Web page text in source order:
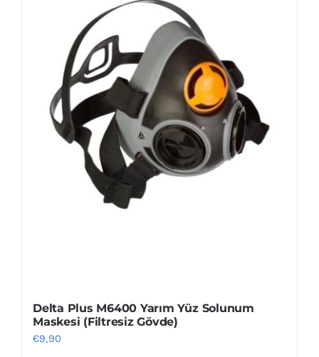
Seçenekler
ürün
sayfasından
seçilebilir
Delta Plus M6400 Yarım Yüz Solunum
Maskesi (Filtresiz Gövde)
€9,90